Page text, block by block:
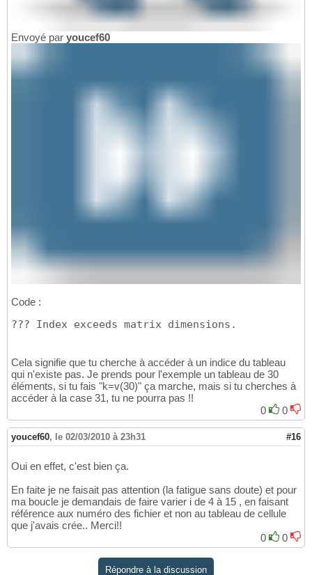
Envoyé par youcef60
Code :
??? Index exceeds matrix dimensions.
Cela signifie que tu cherche à accéder à un indice du tableau
qui n'existe pas. Je prends pour l'exemple un tableau de 30
éléments, si tu fais "k=v(30)" ça marche, mais si tu cherches à
accéder à la case 31, tu ne pourra pas !!
0
0
youcef60, le 02/03/2010 à 23h31 #16
Oui en effet, c'est bien ça.
En faite je ne faisait pas attention (la fatigue sans doute) et pour
ma boucle je demandais de faire varier i de 4 à 15 , en faisant
référence aux numéro des fichier et non au tableau de cellule
que j'avais crée.. Merci!!
0
0
Répondre à la discussion